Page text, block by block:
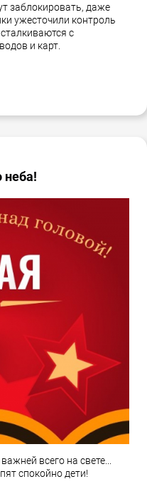
заблокировать, даже
ужесточили контроль
с
и карт.
всего на свете...
спокойно дети!